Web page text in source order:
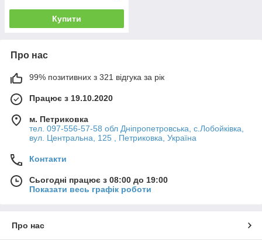
Купити
Про нас
99% позитивних з 321 відгука за рік
Працює з 19.10.2020
м. Петриковка
тел. 097-556-57-58 обл Дніпропетровська, с.Лобойківка,
вул. Центральна, 125 , Петриковка, Україна
Контакти
Сьогодні працює з 08:00 до 19:00
Показати весь графік роботи
Про нас